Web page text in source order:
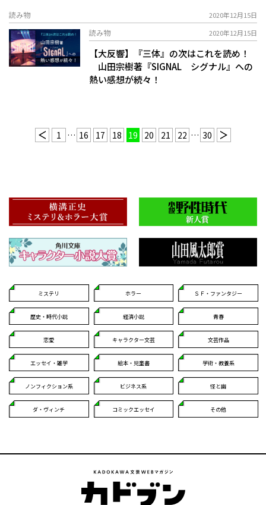
読み物 2020年12月15日
読み物 2020年12月15日
【大反響】『三体』の次はこれを読め！
山田宗樹著『SIGNAL シグナル』への
熱い感想が続々！
1 … 16 17 18 19 20 21 22 … 30
ミステリ ホラー ＳＦ・ファンタジー
歴史・時代小説 経済小説 青春
恋愛 キャラクター文芸 文芸作品
エッセイ・雑学 絵本・児童書 学術・教養系
ノンフィクション系 ビジネス系 怪と幽
ダ・ヴィンチ コミックエッセイ その他